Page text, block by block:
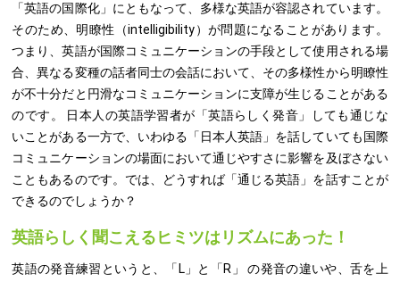
「英語の国際化」にともなって、多様な英語が容認されています。
そのため、明瞭性（intelligibility）が問題になることがあります。
つまり、英語が国際コミュニケーションの手段として使用される場
合、異なる変種の話者同士の会話において、その多様性から明瞭性
が不十分だと円滑なコミュニケーションに支障が生じることがある
のです。 日本人の英語学習者が「英語らしく発音」しても通じな
いことがある一方で、いわゆる「日本人英語」を話していても国際
コミュニケーションの場面において通じやすさに影響を及ぼさない
こともあるのです。では、どうすれば「通じる英語」を話すことが
できるのでしょうか？
英語らしく聞こえるヒミツはリズムにあった！
英語の発音練習というと、「L」と「R」 の発音の違いや、舌を上